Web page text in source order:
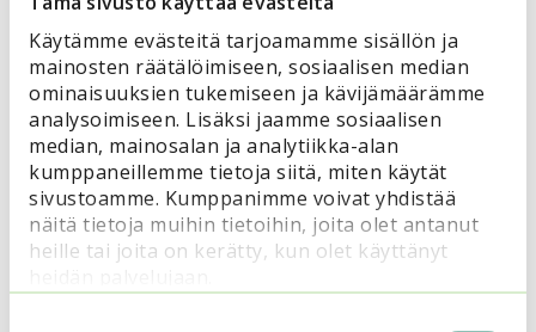
Käytämme evästeitä tarjoamamme sisällön ja
mainosten räätälöimiseen, sosiaalisen median
ominaisuuksien tukemiseen ja kävijämäärämme
analysoimiseen. Lisäksi jaamme sosiaalisen
median, mainosalan ja analytiikka-alan
kumppaneillemme tietoja siitä, miten käytät
sivustoamme. Kumppanimme voivat yhdistää
näitä tietoja muihin tietoihin, joita olet antanut
heille tai joita on kerätty, kun olet käyttänyt
sääntömääräisten kokousten kautta
vaikuttamiseen. Rinnalle tarvitaan uusia
osallistumisen tapoja, joilla kannustaa mukaan
päätöksentekoon ja kokemukseen
osallisuudesta järjestön sisällä. Järjestöt ovat
olleet rakentamassa demokraattisen
yhteiskunnan toimintamalleja ja voivat niitä
myös uudistaa.
Vinkki:Kokeilimme Siviksen strategiatyössä